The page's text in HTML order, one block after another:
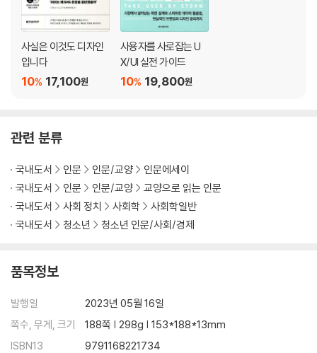
Chapter 5 바위 같은 완벽한 세상을 내리치는 달걀들
함께 살아가는 사회를 꿈꾸며: 포용적 디자인
키오스크는 누구에게나 편리해야 한다: 정보 약자를 위한 디자인
음식을 산 걸까 쓰레기를 산 걸까: 제로 플라스틱을 꿈꾸며
알고리즘을 거부한다: ‘에코챔버’에 빠지지 않으려면?
Chapter 6 완벽한 세상에서 우리가 할 수 있는 것들
디지털 공해로부터 나를 지킬 수 있을까?
유튜브, 인스타그램이 일상인 나를 돌아볼 수 있는 앱
사실은 이것도 디자인
입니다
17,100원
10%
사용자를 사로잡는 U
X/UI 실전 가이드
19,800원
10%
관련 분류
국내도서 인문 인문/교양
인문에세이
국내도서
인문 인문/교양
교양으로 읽는 인문
국내도서
사회 정치 사회학
사회학일반
국내도서
청소년 청소년 인문/사회/경제
품목정보
발행일
2023년 05월 16일
쪽수, 무게, 크기
188쪽 | 298g | 153*188*13mm
ISBN13
9791168221734